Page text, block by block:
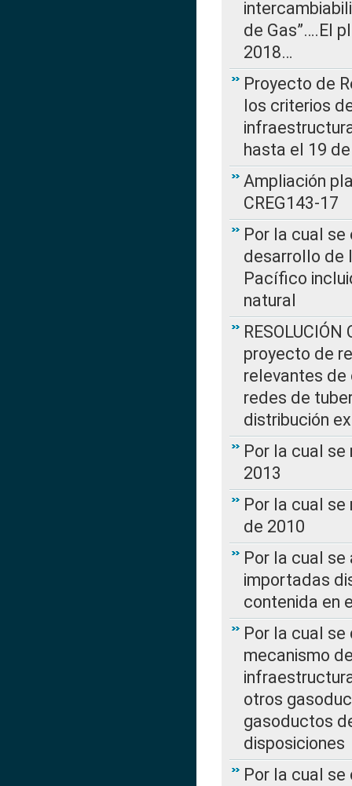
de Gas”….El
2018…
Proyecto de
los criterios
hasta el 19
Ampliación
CREG143-17
Por la cual
desarrollo de
Pacífico
natural
proyecto de
relevantes de
redes de
distribución
Por la cual se
2013
Por la cual se
de 2010
Por la cual
importadas
contenida en
Por la cual se
mecanismo
otros
gasoductos
disposiciones
Por la cual